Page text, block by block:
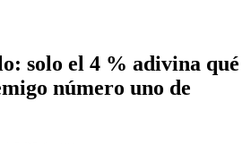
solo el 4 % adivina qué
número uno de